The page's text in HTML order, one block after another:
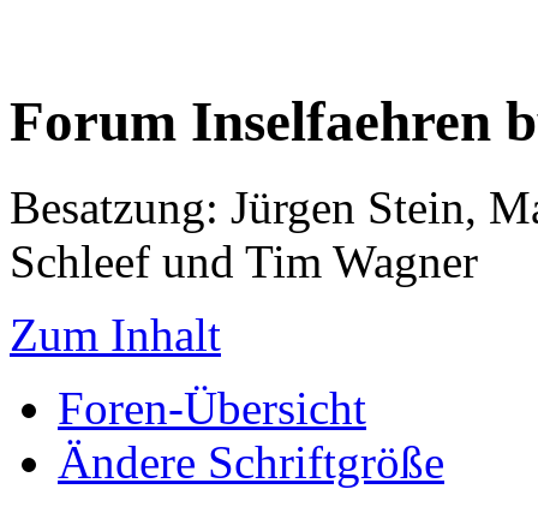
Forum Inselfaehren
Besatzung: Jürgen Stein,
Schleef und Tim Wagner
Zum Inhalt
Foren-Übersicht
Ändere Schriftgröße